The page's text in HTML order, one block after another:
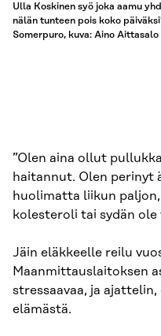
Ulla Koskinen syö joka aamu
nälän tunteen pois koko
Somerpuro, kuva: Aino
”Olen aina ollut
haitannut. Olen perinyt
huolimatta liikun
kolesteroli tai sydän ole
Jäin eläkkeelle reilu
Maanmittauslaitoksen
stressaavaa, ja
elämästä.